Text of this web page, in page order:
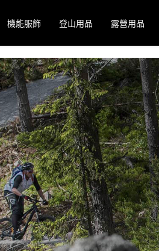
機能服飾
登山用品 露營用品